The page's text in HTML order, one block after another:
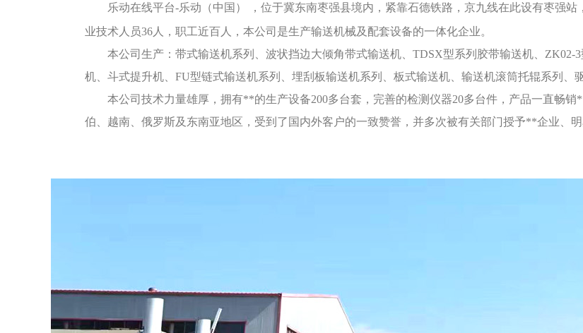
乐动在线平台-乐动（中国） ，位于冀东南枣强县境内，紧靠石德铁路，京九线在此设有枣强站
业技术人员36人，职工近百人，本公司是生产输送机械及配套设备的一体化企业。
本公司生产：带式输送机系列、波状挡边大倾角带式输送机、TDSX型系列胶带输送机、ZK02-
机、斗式提升机、FU型链式输送机系列、埋刮板输送机系列、板式输送机、输送机滚筒托辊系列、
本公司技术力量雄厚，拥有**的生产设备200多台套，完善的检测仪器20多台件，产品一直畅
伯、越南、俄罗斯及东南亚地区，受到了国内外客户的一致赞誉，并多次被有关部门授予**企业、明